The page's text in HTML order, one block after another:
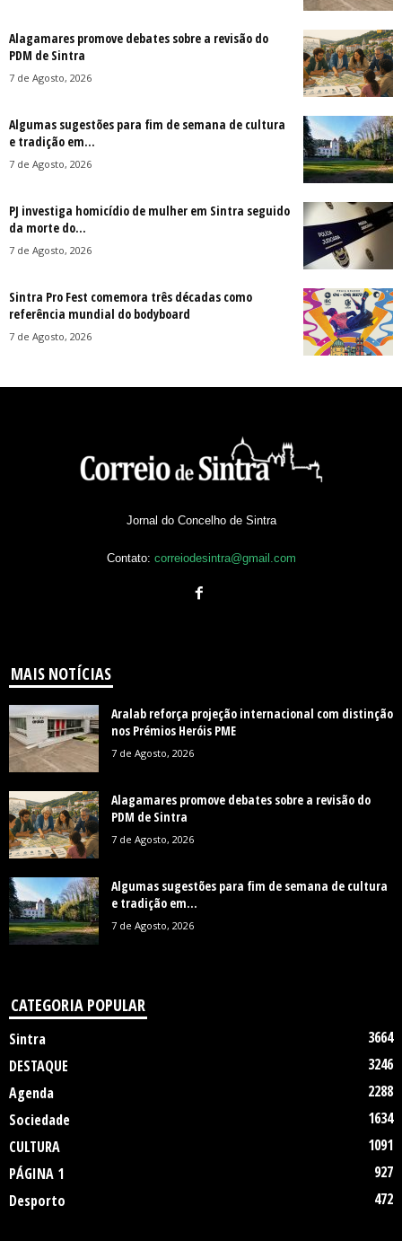
Alagamares promove debates sobre a revisão do
PDM de Sintra
7 de Agosto, 2026
Algumas sugestões para fim de semana de cultura
e tradição em...
7 de Agosto, 2026
PJ investiga homicídio de mulher em Sintra seguido
da morte do...
7 de Agosto, 2026
Sintra Pro Fest comemora três décadas como
referência mundial do bodyboard
7 de Agosto, 2026
Jornal do Concelho de Sintra
Contato: correiodesintra@gmail.com
MAIS NOTÍCIAS
Aralab reforça projeção internacional com distinção
nos Prémios Heróis PME
7 de Agosto, 2026
Alagamares promove debates sobre a revisão do
PDM de Sintra
7 de Agosto, 2026
Algumas sugestões para fim de semana de cultura
e tradição em...
7 de Agosto, 2026
CATEGORIA POPULAR
Sintra
3664
DESTAQUE
3246
Agenda
2288
Sociedade
1634
CULTURA
1091
PÁGINA 1
927
Desporto
472